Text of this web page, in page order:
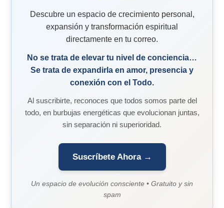
Descubre un espacio de crecimiento personal,
expansión y transformación espiritual
directamente en tu correo.
No se trata de elevar tu nivel de conciencia…
Se trata de expandirla en amor, presencia y
conexión con el Todo.
Al suscribirte, reconoces que todos somos parte del
todo, en burbujas energéticas que evolucionan juntas,
sin separación ni superioridad.
Suscríbete Ahora →
Un espacio de evolución consciente • Gratuito y sin
spam